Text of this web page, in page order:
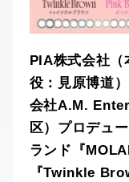
PIA株式会社
役：見原博道
会社A.M.
区）プロデュ
ランド『
『Twinkle